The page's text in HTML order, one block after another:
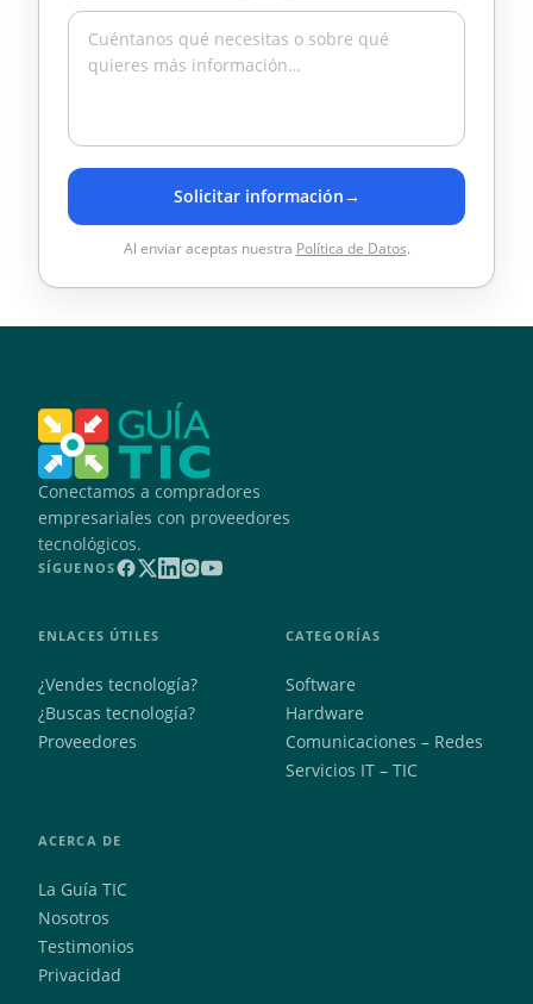
Solicitar información→
Al enviar aceptas nuestra Política de Datos.
Conectamos a compradores
empresariales con proveedores
tecnológicos.
SÍGUENOS
ENLACES ÚTILES
¿Vendes tecnología?
¿Buscas tecnología?
Proveedores
CATEGORÍAS
Software
Hardware
Comunicaciones – Redes
Servicios IT – TIC
ACERCA DE
La Guía TIC
Nosotros
Testimonios
Privacidad